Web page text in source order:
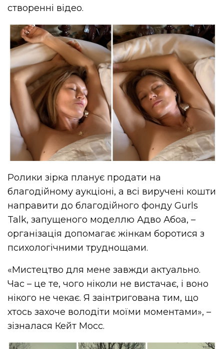
створенні відео.
Ролики зірка планує продати на
благодійному аукціоні, а всі виручені кошти
направити до благодійного фонду Gurls
Talk, запущеного моделлю Адво Абоа, –
організація допомагає жінкам боротися з
психологічними труднощами.
«Мистецтво для мене завжди актуально.
Час – це те, чого ніколи не вистачає, і воно
нікого не чекає. Я заінтригована тим, що
хтось захоче володіти моїми моментами», –
зізналася Кейт Мосс.